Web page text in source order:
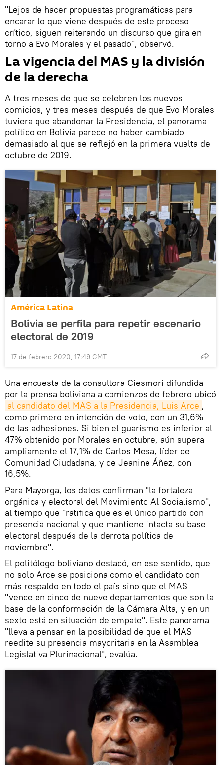
"Lejos de hacer propuestas programáticas para
encarar lo que viene después de este proceso
crítico, siguen reiterando un discurso que gira en
torno a Evo Morales y el pasado", observó.
La vigencia del MAS y la división
de la derecha
A tres meses de que se celebren los nuevos
comicios, y tres meses después de que Evo Morales
tuviera que abandonar la Presidencia, el panorama
político en Bolivia parece no haber cambiado
demasiado al que se reflejó en la primera vuelta de
octubre de 2019.
América Latina
Bolivia se perfila para repetir escenario
electoral de 2019
17 de febrero 2020, 17:49 GMT
Una encuesta de la consultora Ciesmori difundida
por la prensa boliviana a comienzos de febrero ubicó
al candidato del MAS a la Presidencia, Luis Arce ,
como primero en intención de voto, con un 31,6%
de las adhesiones. Si bien el guarismo es inferior al
47% obtenido por Morales en octubre, aún supera
ampliamente el 17,1% de Carlos Mesa, líder de
Comunidad Ciudadana, y de Jeanine Áñez, con
16,5%.
Para Mayorga, los datos confirman "la fortaleza
orgánica y electoral del Movimiento Al Socialismo",
al tiempo que "ratifica que es el único partido con
presencia nacional y que mantiene intacta su base
electoral después de la derrota política de
noviembre".
El politólogo boliviano destacó, en ese sentido, que
no solo Arce se posiciona como el candidato con
más respaldo en todo el país sino que el MAS
"vence en cinco de nueve departamentos que son la
base de la conformación de la Cámara Alta, y en un
sexto está en situación de empate". Este panorama
"lleva a pensar en la posibilidad de que el MAS
reedite su presencia mayoritaria en la Asamblea
Legislativa Plurinacional", evalúa.